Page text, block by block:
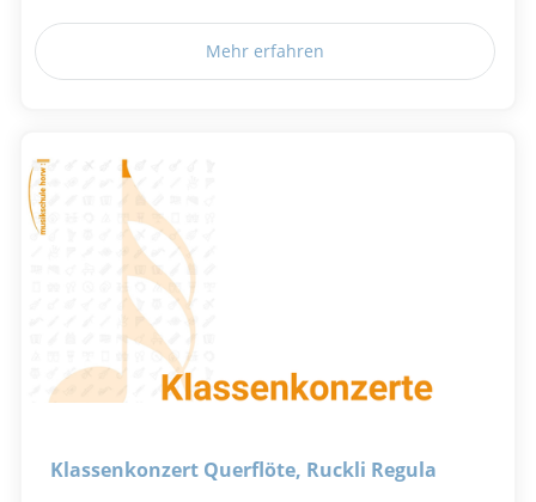
Mehr erfahren
Klassenkonzert Querflöte, Ruckli Regula